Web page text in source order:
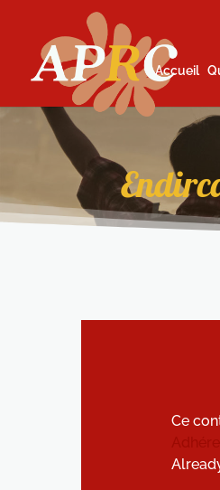
Accueil
Ce